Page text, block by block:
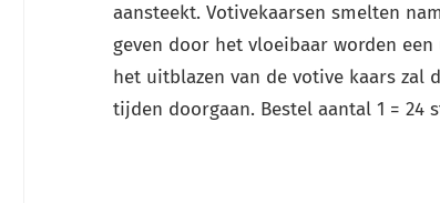
aansteekt. Votivekaarsen smelten
geven door het vloeibaar worden
het uitblazen van de votive kaars zal
tijden doorgaan. Bestel aantal 1 = 24